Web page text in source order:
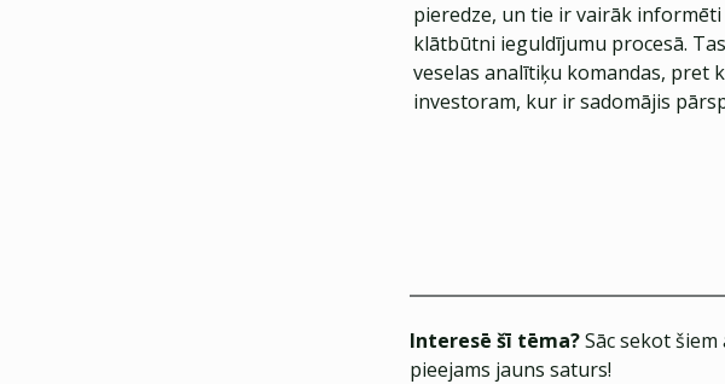
pieredze, un tie ir vairāk
klātbūtni ieguldījumu procesā.
veselas analītiķu komandas, pret
investoram, kur ir sadomājis
Interesē šī tēma?Sāc sekot
pieejams jauns saturs!